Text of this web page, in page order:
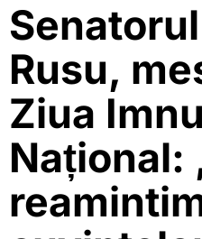
Rusu,
Ziua
Național: